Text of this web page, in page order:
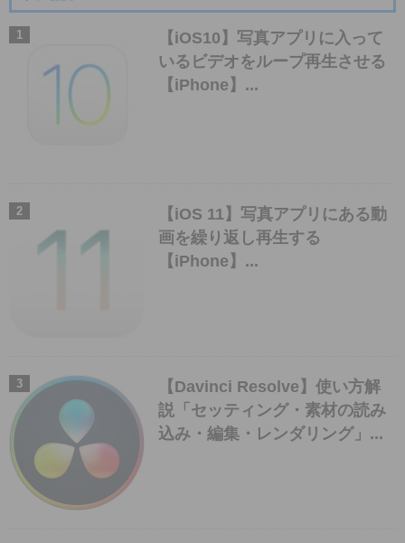
【iOS10】写真アプリに入って
いるビデオをループ再生させる
【iPhone】...
【iOS 11】写真アプリにある動
画を繰り返し再生する
【iPhone】...
【Davinci Resolve】使い方解
説「セッティング・素材の読み
込み・編集・レンダリング」...